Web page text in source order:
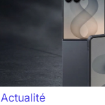
Actualité